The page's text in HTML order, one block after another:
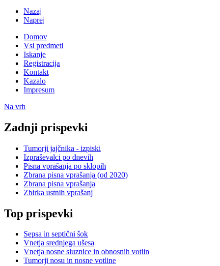
Nazaj
Naprej
Domov
Vsi predmeti
Iskanje
Registracija
Kontakt
Kazalo
Impresum
Na vrh
Zadnji prispevki
Tumorji jajčnika - izpiski
Izpraševalci po dnevih
Pisna vprašanja po sklopih
Zbrana pisna vprašanja (od 2020)
Zbrana pisna vprašanja
Zbirka ustnih vprašanj
Top prispevki
Sepsa in septični šok
Vnetja srednjega ušesa
Vnetja nosne sluznice in obnosnih votlin
Tumorji nosu in nosne votline